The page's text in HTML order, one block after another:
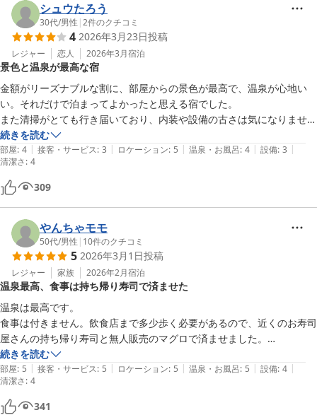
シュウたろう
30代/男性 |2件のクチコミ
4 2026年3月23日投稿
レジャー 恋人 2026年3月宿泊
景色と温泉が最高な宿
金額がリーズナブルな割に、部屋からの景色が最高で、温泉が心地い
い。それだけで泊まってよかったと思える宿でした。
また清掃がとても行き届いており、内装や設備の古さは気になりません
でした。
希望を申し上げるなら、夜間の廊下や浴場の照明を少し明るく、お部屋
の玄関の上がったところがふわふわと感じたこと、電子レンジが部屋の
近くにあればよりありがたいなと思いました。
続きを読む
部屋: 4 | 接客・サービス: 3 | ロケーション: 5 | 温泉・お風呂: 4 | 設備: 3 |
清潔さ: 4
309
やんちゃモモ
50代/男性 | 10件のクチコミ
5 2026年3月1日投稿
レジャー 家族 2026年2月宿泊
温泉最高、食事は持ち帰り寿司で済ませた
温泉は最高です。
食事は付きません。飲食店まで多少歩く必要があるので、近くのお寿司
屋さんの持ち帰り寿司と無人販売のマグロで済ませました。
電子レンジあり。部屋に小型冷蔵庫あり
朝のパン用にトースターが欲しかった
続きを読む
部屋: 5 | 接客・サービス: 5 | ロケーション: 5 | 温泉・お風呂: 5 | 設備: 4 |
清潔さ: 4
341